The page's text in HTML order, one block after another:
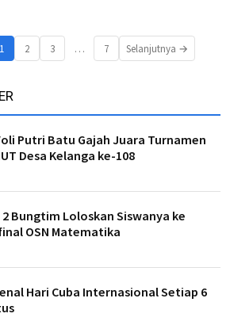
1 2 3 … 7 Selanjutnya →
Putri Batu Gajah Juara Turnamen
Desa Kelanga ke-108
2 Bungtim Loloskan Siswanya ke
OSN Matematika
Hari Cuba Internasional Setiap 6